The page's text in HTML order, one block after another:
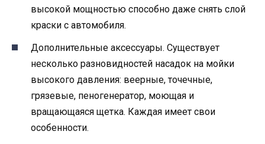
высокой мощностью способно даже снять слой
краски с автомобиля.
Дополнительные аксессуары. Существует
несколько разновидностей насадок на мойки
высокого давления: веерные, точечные,
грязевые, пеногенератор, моющая и
вращающаяся щетка. Каждая имеет свои
особенности.